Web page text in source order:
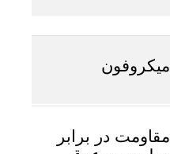
میکروفون
مقاومت در برابر